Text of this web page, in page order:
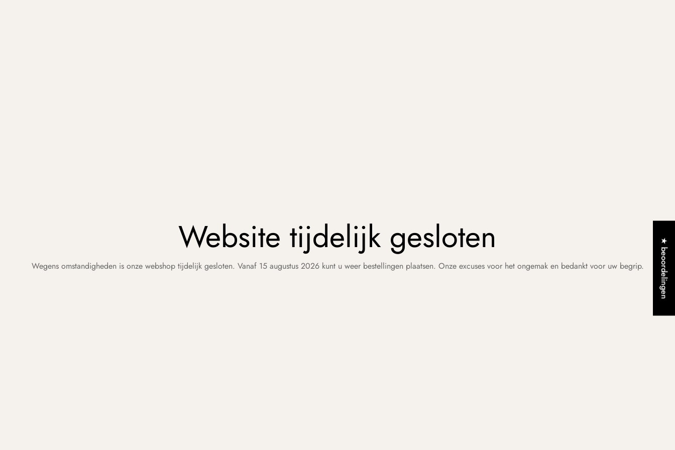
Website tijdelijk gesloten
Wegens omstandigheden is onze webshop tijdelijk gesloten. Vanaf 15 augustus 2026 kunt u weer bestellingen plaatsen. Onze excuses voor het ongemak en bedankt voor uw begrip. ★ beoordelingen